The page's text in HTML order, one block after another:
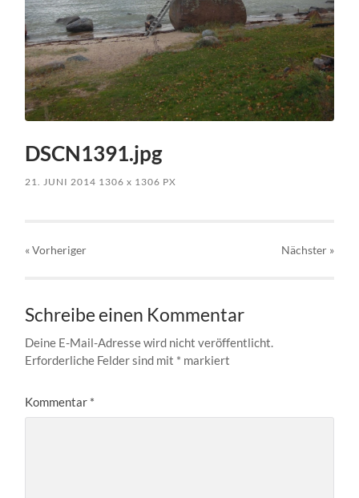
DSCN1391.jpg
21. JUNI 2014 1306x 1306 PX
« Vorheriger Nächster »
Schreibe einen Kommentar
Deine E-Mail-Adresse wird nicht veröffentlicht.
Erforderliche Felder sind mit * markiert
Kommentar *